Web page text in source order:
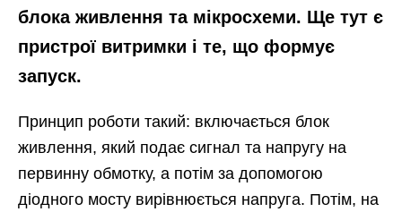
блока живлення та мікросхеми. Ще тут є
пристрої витримки і те, що формує
запуск.
Принцип роботи такий: включається блок
живлення, який подає сигнал та напругу на
первинну обмотку, а потім за допомогою
діодного мосту вирівнюється напруга. Потім, на